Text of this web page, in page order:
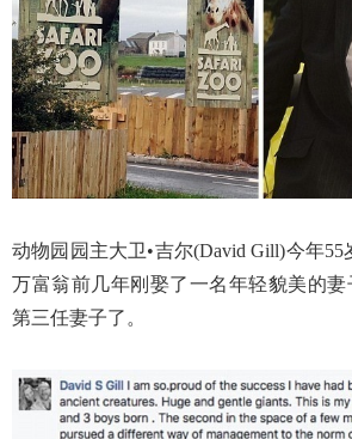
动物园园主大卫•吉尔(David Gill)今年
万富翁前几年刚娶了一名年轻貌美的
第三任妻子了。